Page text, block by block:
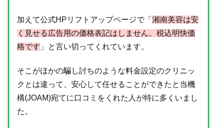
加えて公式HPリフトアップページで「 湘南美容は安
く見せる広告用の価格表記はしません。税込明快価
格です 」と言い切ってくれています。
そこがほかの騙し討ちのような料金設定のクリニッ
クとは違って、安心して任せることができたと当機
構(JOAM)宛てに口コミをくれた人が特に多くいまし
た。